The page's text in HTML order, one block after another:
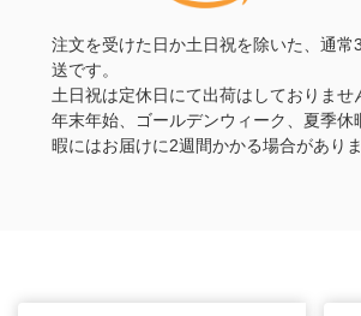
注文を受けた日か土日祝を除いた、通常
送です。
土日祝は定休日にて出荷はしておりませ
年末年始、ゴールデンウィーク、夏季休
暇にはお届けに2週間かかる場合がありま